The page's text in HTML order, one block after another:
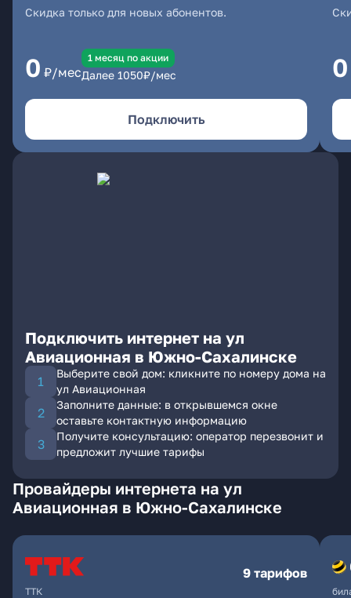
Скидка только для новых абонентов.
0 ₽/мес
1 месяц по акции
Далее 1050₽/мес
Подключить
0
Подключить интернет на ул
Авиационная в Южно-Сахалинске
Выберите свой дом: кликните по номеру дома на
ул Авиационная
Заполните данные: в открывшемся окне
оставьте контактную информацию
Получите консультацию: оператор перезвонит и
предложит лучшие тарифы
Провайдеры интернета на ул
Авиационная в Южно-Сахалинске
ТТК
9 тарифов